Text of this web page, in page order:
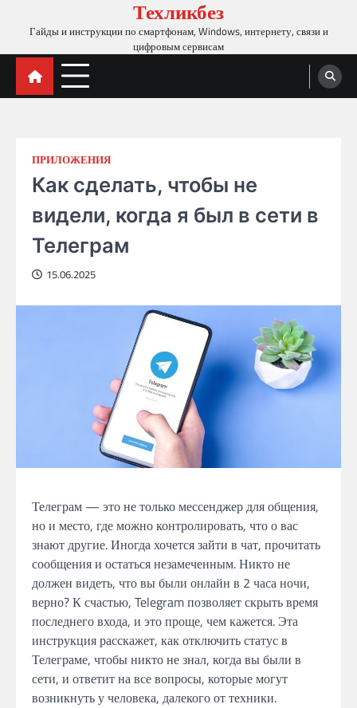
Техликбез
Гайды и инструкции по смартфонам, Windows, интернету, связи и
цифровым сервисам
ПРИЛОЖЕНИЯ
Как сделать, чтобы не
видели, когда я был в сети в
Телеграм
15.06.2025
Телеграм — это не только мессенджер для общения,
но и место, где можно контролировать, что о вас
знают другие. Иногда хочется зайти в чат, прочитать
сообщения и остаться незамеченным. Никто не
должен видеть, что вы были онлайн в 2 часа ночи,
верно? К счастью, Telegram позволяет скрыть время
последнего входа, и это проще, чем кажется. Эта
инструкция расскажет, как отключить статус в
Телеграме, чтобы никто не знал, когда вы были в
сети, и ответит на все вопросы, которые могут
возникнуть у человека, далекого от техники.